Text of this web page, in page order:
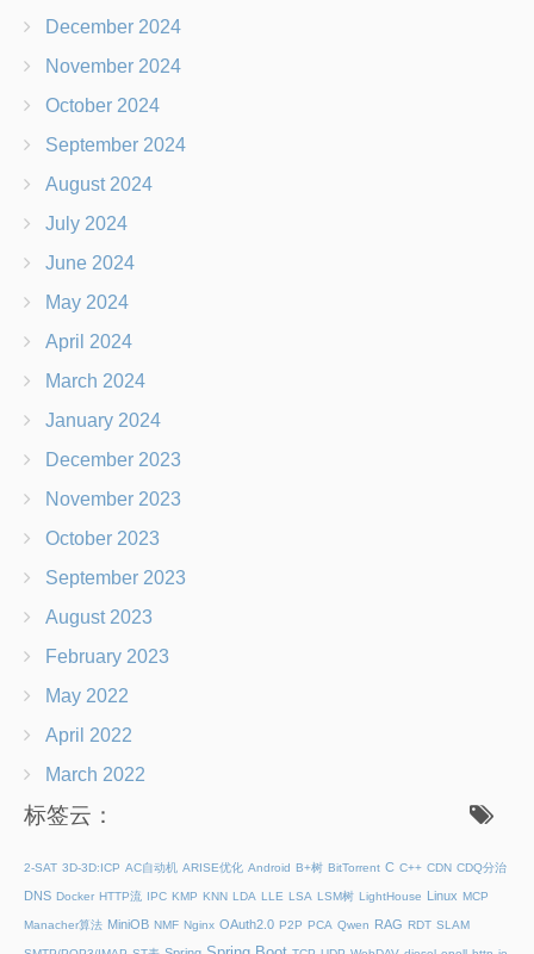
December 2024
November 2024
October 2024
September 2024
August 2024
July 2024
June 2024
May 2024
April 2024
March 2024
January 2024
December 2023
November 2023
October 2023
September 2023
August 2023
February 2023
May 2022
April 2022
March 2022
标签云：
2-SAT 3D-3D:ICP AC自动机 ARISE优化 Android B+树 BitTorrent C C++ CDN CDQ分治
DNS Docker HTTP流 IPC KMP KNN LDA LLE LSA LSM树 LightHouse Linux MCP
Manacher算法 MiniOB NMF Nginx OAuth2.0 P2P PCA Qwen RAG RDT SLAM